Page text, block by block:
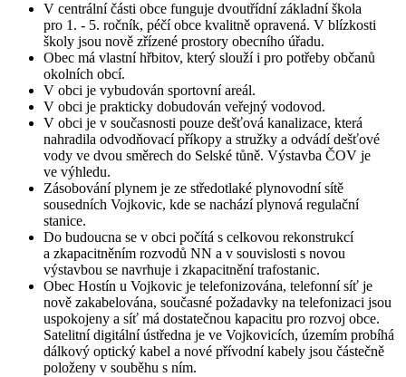
V centrální části obce funguje dvoutřídní základní škola
pro 1. - 5. ročník, péčí obce kvalitně opravená. V blízkosti
školy jsou nově zřízené prostory obecního úřadu.
Obec má vlastní hřbitov, který slouží i pro potřeby občanů
okolních obcí.
V obci je vybudován sportovní areál.
V obci je prakticky dobudován veřejný vodovod.
V obci je v současnosti pouze dešťová kanalizace, která
nahradila odvodňovací příkopy a stružky a odvádí dešťové
vody ve dvou směrech do Selské tůně. Výstavba ČOV je
ve výhledu.
Zásobování plynem je ze středotlaké plynovodní sítě
sousedních Vojkovic, kde se nachází plynová regulační
stanice.
Do budoucna se v obci počítá s celkovou rekonstrukcí
a zkapacitněním rozvodů NN a v souvislosti s novou
výstavbou se navrhuje i zkapacitnění trafostanic.
Obec Hostín u Vojkovic je telefonizována, telefonní síť je
nově zakabelována, současné požadavky na telefonizaci jsou
uspokojeny a síť má dostatečnou kapacitu pro rozvoj obce.
Satelitní digitální ústředna je ve Vojkovicích, územím probíhá
dálkový optický kabel a nové přívodní kabely jsou částečně
položeny v souběhu s ním.